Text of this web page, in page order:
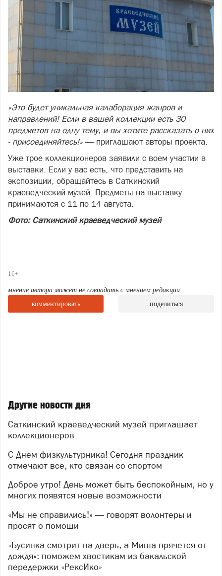
«Это будет уникальная калаборация жанров и
направлений! Если в вашей коллекции есть 30
предметов на одну тему, и вы хотите рассказать о них
- присоединяйтесь!» — приглашают авторы проекта.
Уже трое коллекционеров заявили с воем участии в
выставки. Если у вас есть, что представить на
экспозиции, обращайтесь в Саткинский
краеведческий музей. Предметы на выставку
принимаются с 11 по 14 августа.
Фото: Саткинский краеведческий музей
16+
мнение автора может не совпадать с мнением редакции
комментировать
поделиться
Другие новости дня
Саткинский краеведческий музей приглашает
коллекционеров
С Днем физкультурника! Сегодня праздник
отмечают все, кто связан со спортом
Доброе утро! День может быть беспокойным, но у
многих появятся новые возможности
«Мы не справились!» — говорят волонтеры и
просят о помощи
«Бусинка смотрит на дверь, а Миша прячется от
дождя»: поможем хвостикам из бакальской
передержки «РексИко»